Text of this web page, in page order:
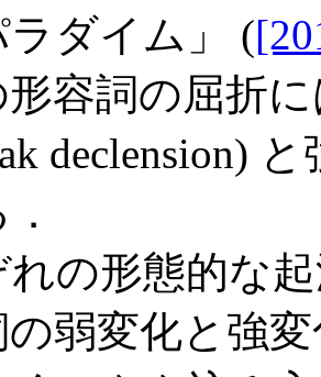
ダイム」 (
容詞の屈折
declension)
の形態的な
の弱変化と強